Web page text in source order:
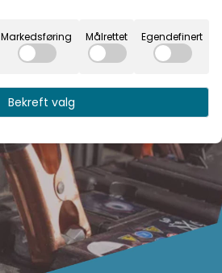
Markedsføring Målrettet Egendefinert
Bekreft valg